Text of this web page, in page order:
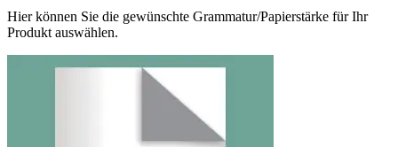
Hier können Sie die gewünschte Grammatur/Papierstärke für Ihr
Produkt auswählen.